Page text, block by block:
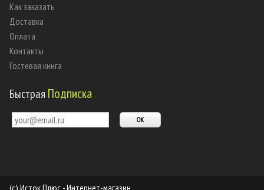
Как заказать
Доставка
Оплата
Контакты
Гостевая книга
Быстрая Подписка